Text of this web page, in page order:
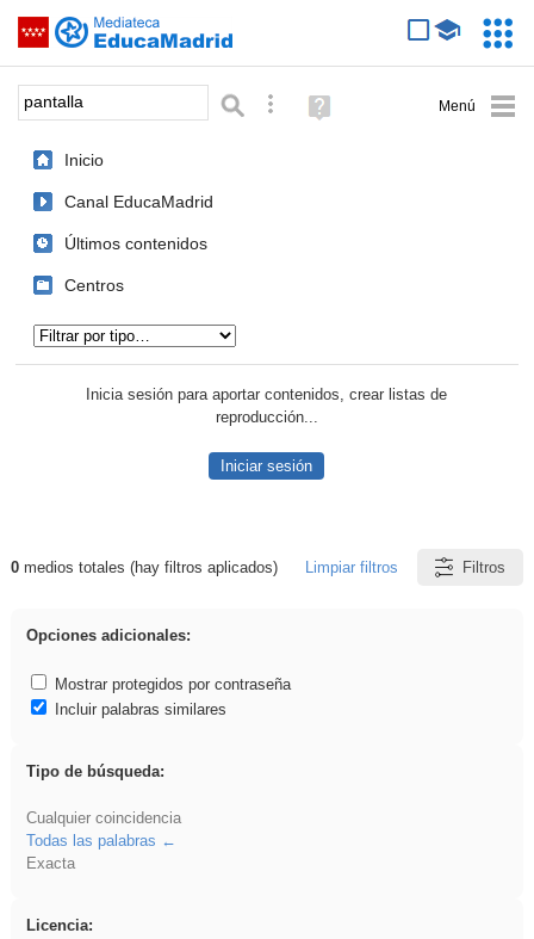
Saltar navegación
Palabra o frase: Búsqueda avanzada
Ayuda
(en
Inicio
Canal EducaMadrid
Últimos contenidos
Centros
Inicia sesión para aportar contenidos, crear listas de
reproducción...
Iniciar sesión
Resultados de: pantalla
0medios totales (hay filtros aplicados) Limpiar filtros Filtros
Opciones adicionales:
Mostrar protegidos por contraseña
Incluir palabras similares
Tipo de búsqueda:
Cualquier coincidencia
Todas las palabras
Exacta
Licencia: